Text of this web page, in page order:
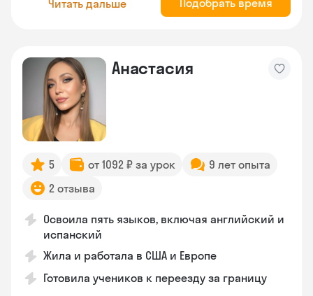
Читать дальше Подобрать время
Анастасия
5 от 1092 ₽ за урок
9 лет опыта
2 отзыва
Освоила пять языков, включая английский и
испанский
Жила и работала в США и Европе
Готовила учеников к переезду за границу